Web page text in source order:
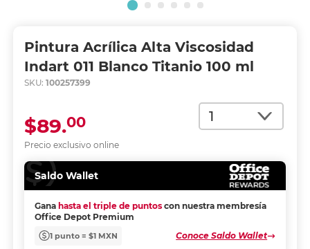
Pintura Acrílica Alta Viscosidad
Indart 011 Blanco Titanio 100 ml
SKU: 100257399
Cantidad
Precio exclusivo online
$89.00
Saldo Wallet
Gana hasta el triple de puntos con nuestra membresía
Office Depot Premium
1 punto = $1 MXN Conoce Saldo Wallet